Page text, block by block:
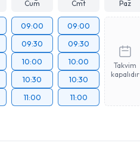
Cum Cmt Paz
09:00
09:30
10:00
10:30
11:00
09:00
09:30
10:00
10:30
11:00
Takvim
kapalıdır